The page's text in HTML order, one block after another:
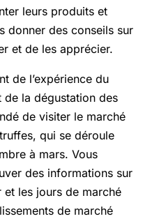
leurs produits et
donner des conseils sur
et de les apprécier.
de l’expérience du
de la dégustation des
de visiter le marché
qui se déroule
à mars. Vous
des informations sur
et les jours de marché
de marché